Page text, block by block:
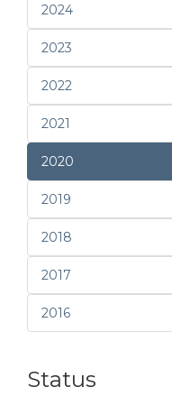
2024
2023
2022
2021
2020
2019
2018
2017
2016
Status